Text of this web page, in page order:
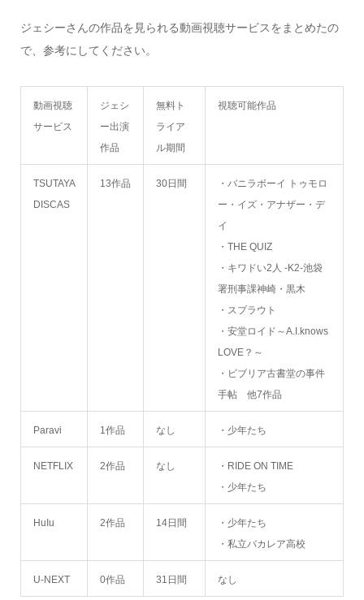
ジェシーさんの作品を見られる動画視聴サービスをまとめたの
で、参考にしてください。
動画視聴
サービス
ジェシ
ー出演
作品
無料ト
ライア
ル期間
視聴可能作品
TSUTAYA
DISCAS
13作品 30日間
・バニラボーイ トゥモロ
ー・イズ・アナザー・デ
イ
・THE QUIZ
・キワドい2人 -K2-池袋
署刑事課神崎・黒木
・スプラウト
・安堂ロイド～A.I.knows
LOVE？～
・ビブリア古書堂の事件
手帖 他7作品
Paravi 1作品 なし ・少年たち
NETFLIX 2作品 なし
・RIDE ON TIME
・少年たち
HuIu 2作品 14日間
・少年たち
・私立バカレア高校
U-NEXT 0作品 31日間 なし